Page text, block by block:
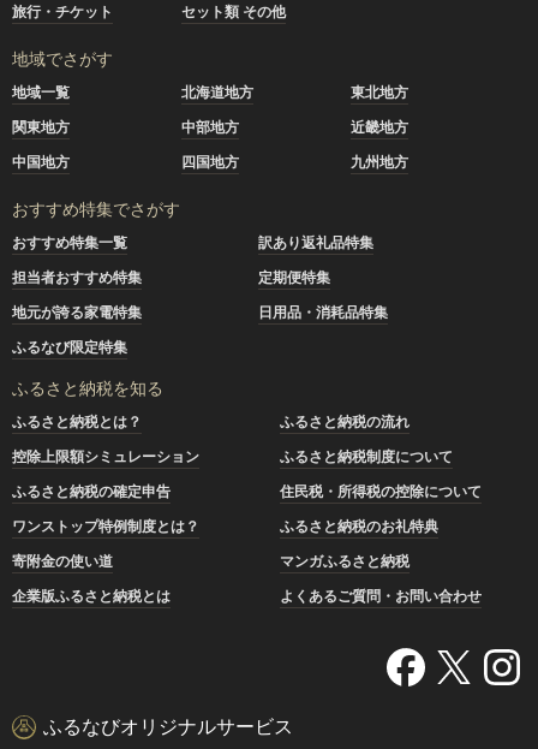
旅行・チケット
セット類 その他
地域でさがす
地域一覧 北海道地方
東北地方
関東地方
中部地方
近畿地方
中国地方
四国地方 九州地方
おすすめ特集でさがす
おすすめ特集一覧
訳あり返礼品特集
担当者おすすめ特集
定期便特集
地元が誇る家電特集
日用品・消耗品特集
ふるなび限定特集
ふるさと納税を知る
ふるさと納税とは？
ふるさと納税の流れ
控除上限額シミュレーション
ふるさと納税制度について
ふるさと納税の確定申告
住民税・所得税の控除について
ワンストップ特例制度とは？
ふるさと納税のお礼特典
寄附金の使い道
マンガふるさと納税
企業版ふるさと納税とは
よくあるご質問・お問い合わせ
ふるなびオリジナルサービス